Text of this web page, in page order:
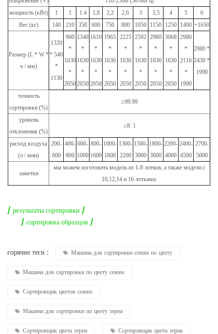
мощность (кВт)
1 1 1.4 1,8 2,2 2,6 3 3,5 4 5
6
Вес (кг)
140 210 350 600 750 880 1050 1150 1250 1400 +1650
Размер (L * W *
ч / мм)
1320
* 540
*
1130
960
*
1630
*
2050
1340
*
1630
*
2050
1610
*
1630
*
2050
1965
*
1630
*
2050
2225
*
1630
*
2050
2592
*
1630
*
2050
2980
*
1630
*
2050
3068
*
1630
*
2050
2980
*
2116
*
1990
2980 *
2430 *
1990
точность
сортировки (%)
≥99.99
уровень
отклонения (%)
≥8: 1
расход воздуха
(л / мин)
200-
600
400-
800
600-
1000
800-
1600
1000-
1800
1300-
2200
1500-
3000
1800-
3600
2200-
4000
2400-
4500
2700-
5000
заметки
мы можем изготовить модель из 1-8 лотков, а также модели с
10,12,14 и 16 лотками.
/ результаты сортировки /
/ сортировка образцов /
горячие теги : Машина для сортировки семян по цвету
Машина для сортировки по цвету семян
Сортировщик цветов семян
Машина для сортировки по цвету зерна
Сортировщик цвета зерна Сортировщик цвета зерна